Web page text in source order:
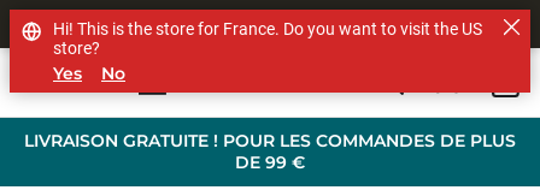
LIVRAISON GRATUITE ! POUR LES COMMANDES DE PLUS
DE 99 €
SHOP OTHER BRANDS
Hi! This is the store for France. Do you want to visit the US
store?
Yes No